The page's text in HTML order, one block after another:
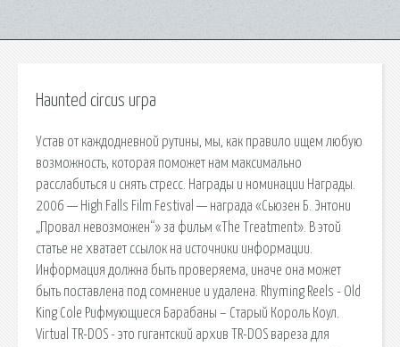
Haunted circus игра
Устав от каждодневной рутины, мы, как правило ищем любую
возможность, которая поможет нам максимально
расслабиться и снять стресс. Награды и номинации Награды.
2006 — High Falls Film Festival — награда «Сьюзен Б. Энтони
„Провал невозможен“» за фильм «The Treatment». В этой
статье не хватает ссылок на источники информации.
Информация должна быть проверяема, иначе она может
быть поставлена под сомнение и удалена. Rhyming Reels - Old
King Cole Рифмующиеся Барабаны – Старый Король Коул.
Virtual TR-DOS - это гигантский архив TR-DOS вареза для